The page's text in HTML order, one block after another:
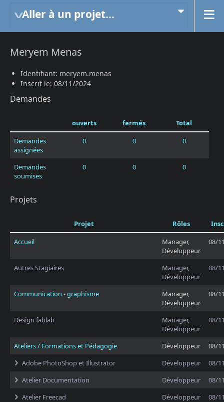
Aller à un projet...
Meryem Menas
Identifiant: meryem.menas
Inscrit le: 08/11/2024
Demandes
ouverts fermés
Total
Demandes
assignées
0 0 0
Demandes
soumises
0 0 0
Projets
Projet Rôles
Accueil
Manager,
Développeur
08/
Autres Stagiaires
Manager,
Développeur
08/
Communication - graphisme
Manager,
Développeur
08/
Design fablab
Manager,
Développeur
08/
Ateliers / Formations et Pédagogie Développeur
08/
Adobe PhotoShop et Illustrator
Développeur
08/
Atelier Documentation
Développeur
08/
Atelier Freecad
Développeur
08/